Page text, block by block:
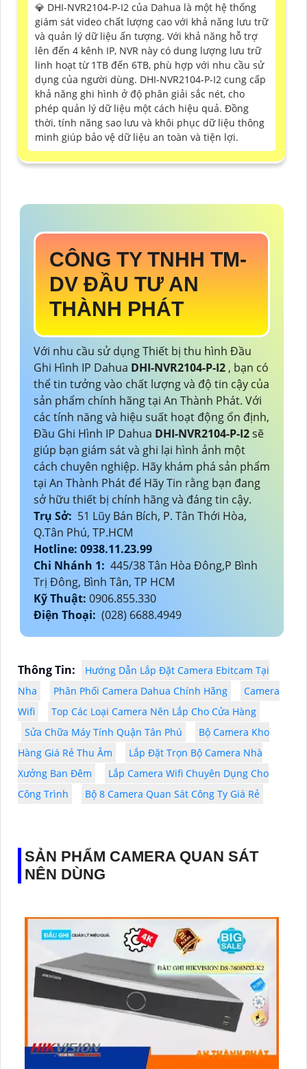
💎 DHI-NVR2104-P-I2 của Dahua là một hệ thống
giám sát video chất lượng cao với khả năng lưu trữ
và quản lý dữ liệu ấn tượng. Với khả năng hỗ trợ
lên đến 4 kênh IP, NVR này có dung lượng lưu trữ
linh hoạt từ 1TB đến 6TB, phù hợp với nhu cầu sử
dụng của người dùng. DHI-NVR2104-P-I2 cung cấp
khả năng ghi hình ở độ phân giải sắc nét, cho
phép quản lý dữ liệu một cách hiệu quả. Đồng
thời, tính năng sao lưu và khôi phục dữ liệu thông
minh giúp bảo vệ dữ liệu an toàn và tiện lợi.
CÔNG TY TNHH TM-
DV ĐẦU TƯ AN
THÀNH PHÁT
Với nhu cầu sử dụng Thiết bị thu hình Đầu
Ghi Hình IP Dahua DHI-NVR2104-P-I2 , bạn có
thể tin tưởng vào chất lượng và độ tin cậy của
sản phẩm chính hãng tại An Thành Phát. Với
các tính năng và hiệu suất hoạt động ổn định,
Đầu Ghi Hình IP Dahua DHI-NVR2104-P-I2sẽ
giúp bạn giám sát và ghi lại hình ảnh một
cách chuyên nghiệp. Hãy khám phá sản phẩm
tại An Thành Phát để Hãy Tin rằng bạn đang
sở hữu thiết bị chính hãng và đáng tin cậy.
Trụ Sở: 51 Lũy Bán Bích, P. Tân Thới Hòa,
Q.Tân Phú, TP.HCM
Hotline: 0938.11.23.99
Chi Nhánh 1: 445/38 Tân Hòa Đông,P Bình
Trị Đông, Bình Tân, TP HCM
Kỹ Thuật: 0906.855.330
Điện Thoại: (028) 6688.4949
Thông Tin:
Hướng Dẫn Lắp Đặt Camera Ebitcam Tại
Nha
Phân Phối Camera Dahua Chính Hãng
Camera
Wifi
Top Các Loại Camera Nên Lắp Cho Cửa Hàng
Sửa Chữa Máy Tính Quận Tân Phú
Bộ Camera Kho
Hàng Giá Rẻ Thu Âm
Lắp Đặt Trọn Bộ Camera Nhà
Xưởng Ban Đêm
Lắp Camera Wifi Chuyên Dụng Cho
Công Trình
Bộ 8 Camera Quan Sát Công Ty Giá Rẻ
SẢN PHẨM CAMERA QUAN SÁT
NÊN DÙNG